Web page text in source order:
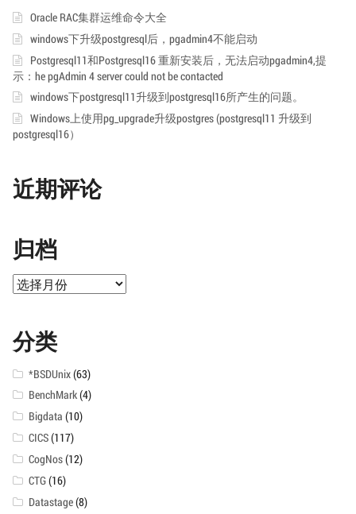
Oracle RAC集群运维命令大全
windows下升级postgresql后，pgadmin4不能启动
Postgresql11和Postgresql16 重新安装后，无法启动pgadmin4,提
示：he pgAdmin 4 server could not be contacted
windows下postgresql11升级到postgresql16所产生的问题。
Windows上使用pg_upgrade升级postgres (postgresql11 升级到
postgresql16）
近期评论
归档
归
分类
*BSDUnix(63)
BenchMark(4)
Bigdata (10)
CICS(117)
CogNos(12)
CTG(16)
Datastage(8)